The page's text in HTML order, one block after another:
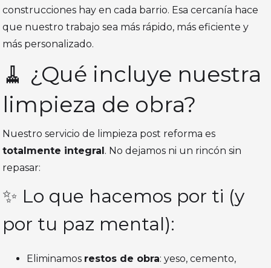
construcciones hay en cada barrio. Esa cercanía hace
que nuestro trabajo sea más rápido, más eficiente y
más personalizado.
🧹 ¿Qué incluye nuestra
limpieza de obra?
Nuestro servicio de limpieza post reforma es
totalmente integral . No dejamos ni un rincón sin
repasar:
✨ Lo que hacemos por ti (y
por tu paz mental):
Eliminamos restos de obra: yeso, cemento,